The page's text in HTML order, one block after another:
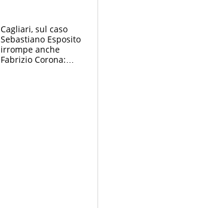
Cagliari, sul caso
Sebastiano Esposito
irrompe anche
Fabrizio Corona: